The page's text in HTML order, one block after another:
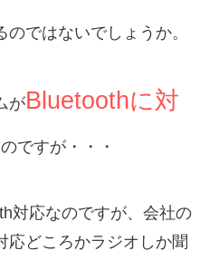
ではないでしょうか。
がBluetoothに対
ですが・・・
対応なのですが、会社の
応どころかラジオしか聞